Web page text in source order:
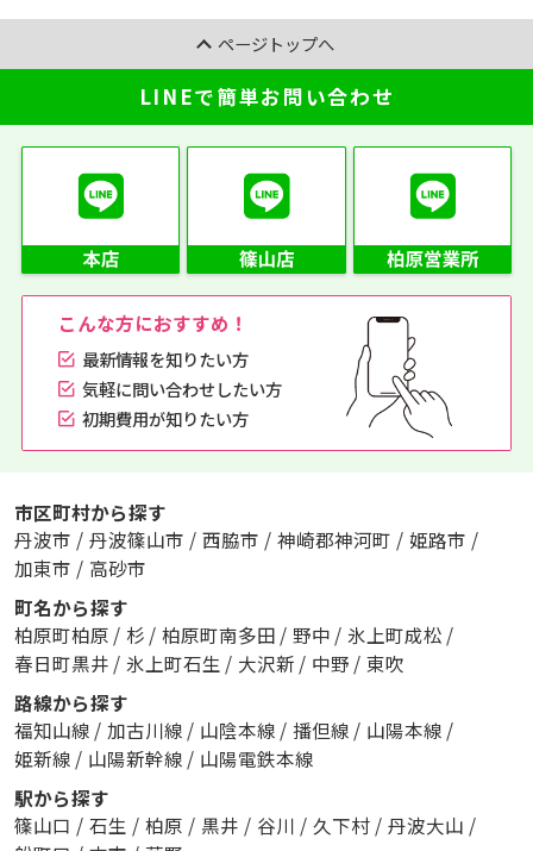
ページトップへ
LINEで簡単お問い合わせ
こんな方におすすめ！
最新情報を知りたい方
気軽に問い合わせしたい方
初期費用が知りたい方
市区町村から探す
丹波市 / 丹波篠山市 / 西脇市 / 神崎郡神河町 / 姫路市 /
加東市 / 高砂市
町名から探す
柏原町柏原 / 杉 / 柏原町南多田 / 野中 / 氷上町成松 /
春日町黒井 / 氷上町石生 / 大沢新 / 中野 / 東吹
路線から探す
福知山線 / 加古川線 / 山陰本線 / 播但線 / 山陽本線 /
姫新線 / 山陽新幹線 / 山陽電鉄本線
駅から探す
篠山口 / 石生 / 柏原 / 黒井 / 谷川 / 久下村 / 丹波大山 /